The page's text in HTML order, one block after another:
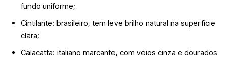
fundo uniforme;
Cintilante: brasileiro, tem leve brilho natural na superfície
clara;
Calacatta: italiano marcante, com veios cinza e dourados